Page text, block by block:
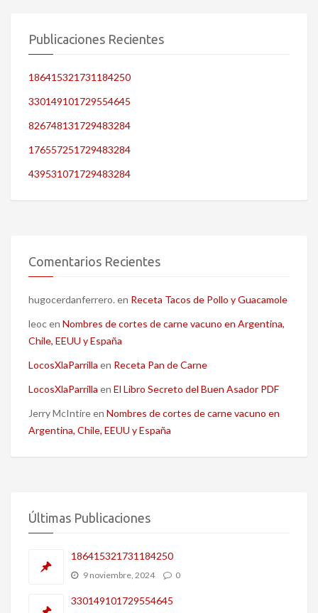
Publicaciones Recientes
186415321731184250
330149101729554645
826748131729483284
176557251729483284
439531071729483284
Comentarios Recientes
hugocerdanferrero. en Receta Tacos de Pollo y Guacamole
leocen Nombres de cortes de carne vacuno en Argentina,
Chile, EEUU y España
LocosXlaParrilla en Receta Pan de Carne
LocosXlaParrilla en El Libro Secreto del Buen Asador PDF
Jerry McIntireen Nombres de cortes de carne vacuno en
Argentina, Chile, EEUU y España
Últimas Publicaciones
186415321731184250
9 noviembre, 2024 0
330149101729554645